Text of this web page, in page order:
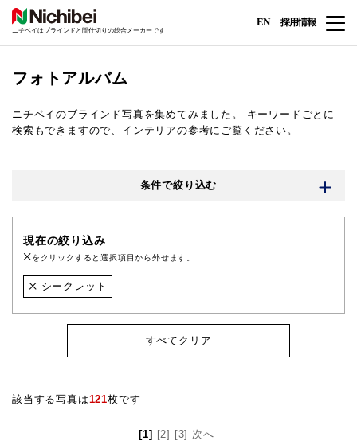
ニチベイはブラインドと間仕切りの総合メーカーです
EN 採用情報
フォトアルバム
ニチベイのブラインド写真を集めてみました。
キーワードごとに
検索もできますので、インテリアの参考にご覧ください。
条件で絞り込む
現在の絞り込み
をクリックすると選択項目から外せます。
シークレット
すべてクリア
該当する写真は121枚です
[1] [2] [3] 次へ